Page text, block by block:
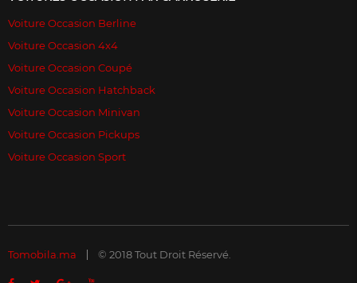
Voiture Occasion Berline
Voiture Occasion 4x4
Voiture Occasion Coupé
Voiture Occasion Hatchback
Voiture Occasion Minivan
Voiture Occasion Pickups
Voiture Occasion Sport
Tomobila.ma © 2018 Tout Droit Réservé.